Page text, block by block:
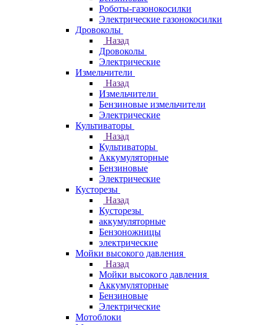
Роботы-газонокосилки
Электрические газонокосилки
Дровоколы
Назад
Дровоколы
Электрические
Измельчители
Назад
Измельчители
Бензиновые измельчители
Электрические
Культиваторы
Назад
Культиваторы
Аккумуляторные
Бензиновые
Электрические
Кусторезы
Назад
Кусторезы
аккумуляторные
Бензоножницы
электрические
Мойки высокого давления
Назад
Мойки высокого давления
Аккумуляторные
Бензиновые
Электрические
Мотоблоки